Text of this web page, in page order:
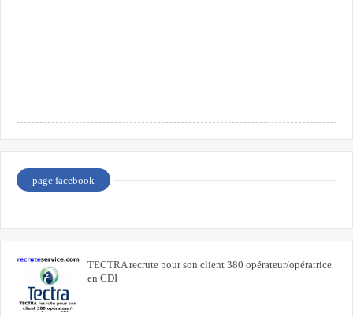
page facebook
TECTRA recrute pour son client 380 opérateur/opératrice
en CDI